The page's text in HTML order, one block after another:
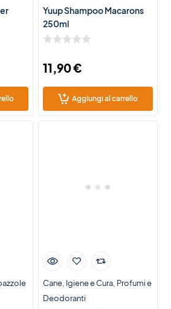
Yuup Shampoo Macarons
250ml
11,90€
Aggiungi al carrello
Cane Igiene e Cura Profumi e
Deodoranti